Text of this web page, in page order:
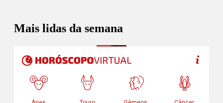
Mais lidas da semana